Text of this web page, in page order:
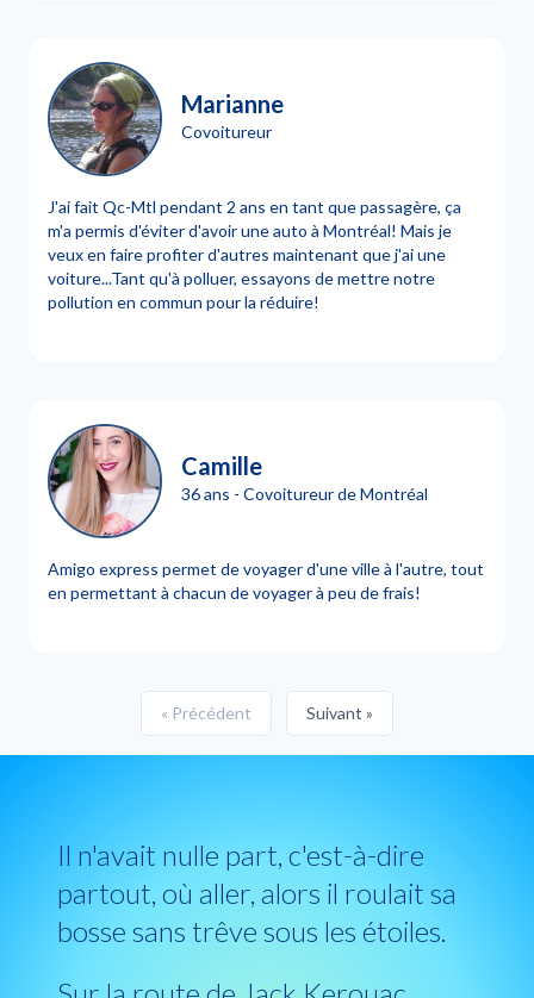
Marianne
Covoitureur
J'ai fait Qc-Mtl pendant 2 ans en tant que passagère, ça
m'a permis d'éviter d'avoir une auto à Montréal! Mais je
veux en faire profiter d'autres maintenant que j'ai une
voiture...Tant qu'à polluer, essayons de mettre notre
pollution en commun pour la réduire!
Camille
36 ans - Covoitureur de Montréal
Amigo express permet de voyager d'une ville à l'autre, tout
en permettant à chacun de voyager à peu de frais!
« Précédent Suivant »
Il n'avait nulle part, c'est-à-dire
partout, où aller, alors il roulait sa
bosse sans trêve sous les étoiles.